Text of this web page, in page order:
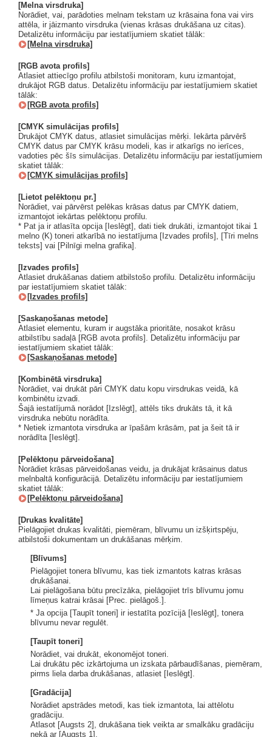
[Melna virsdruka]
Norādiet, vai, parādoties melnam tekstam uz krāsaina fona vai virs
attēla, ir jāizmanto virsdruka (vienas krāsas drukāšana uz citas).
Detalizētu informāciju par iestatījumiem skatiet tālāk:
[Melna virsdruka]
[RGB avota profils]
Atlasiet attiecīgo profilu atbilstoši monitoram, kuru izmantojat,
drukājot RGB datus. Detalizētu informāciju par iestatījumiem skatiet
tālāk:
[RGB avota profils]
[CMYK simulācijas profils]
Drukājot CMYK datus, atlasiet simulācijas mērķi. Iekārta pārvērš
CMYK datus par CMYK krāsu modeli, kas ir atkarīgs no ierīces,
vadoties pēc šīs simulācijas. Detalizētu informāciju par iestatījumiem
skatiet tālāk:
[CMYK simulācijas profils]
[Lietot pelēktoņu pr.]
Norādiet, vai pārvērst pelēkas krāsas datus par CMYK datiem,
izmantojot iekārtas pelēktoņu profilu.
* Pat ja ir atlasīta opcija [Ieslēgt], dati tiek drukāti, izmantojot tikai 1
melno (K) toneri atkarībā no iestatījuma [Izvades profils], [Tīri melns
teksts] vai [Pilnīgi melna grafika].
[Izvades profils]
Atlasiet drukāšanas datiem atbilstošo profilu. Detalizētu informāciju
par iestatījumiem skatiet tālāk:
[Izvades profils]
[Saskaņošanas metode]
Atlasiet elementu, kuram ir augstāka prioritāte, nosakot krāsu
atbilstību sadaļā [RGB avota profils]. Detalizētu informāciju par
iestatījumiem skatiet tālāk:
[Saskaņošanas metode]
[Kombinētā virsdruka]
Norādiet, vai drukāt pāri CMYK datu kopu virsdrukas veidā, kā
kombinētu izvadi.
Šajā iestatījumā norādot [Izslēgt], attēls tiks drukāts tā, it kā
virsdruka nebūtu norādīta.
* Netiek izmantota virsdruka ar īpašām krāsām, pat ja šeit tā ir
norādīta [Ieslēgt].
[Pelēktoņu pārveidošana]
Norādiet krāsas pārveidošanas veidu, ja drukājat krāsainus datus
melnbaltā konfigurācijā. Detalizētu informāciju par iestatījumiem
skatiet tālāk:
[Pelēktoņu pārveidošana]
[Drukas kvalitāte]
Pielāgojiet drukas kvalitāti, piemēram, blīvumu un izšķirtspēju,
atbilstoši dokumentam un drukāšanas mērķim.
[Blīvums]
Pielāgojiet tonera blīvumu, kas tiek izmantots katras krāsas
drukāšanai.
Lai pielāgošana būtu precīzāka, pielāgojiet trīs blīvumu jomu
līmeņus katrai krāsai [Prec. pielāgoš.].
* Ja opcija [Taupīt toneri] ir iestatīta pozīcijā [Ieslēgt], tonera
blīvumu nevar regulēt.
[Taupīt toneri]
Norādiet, vai drukāt, ekonomējot toneri.
Lai drukātu pēc izkārtojuma un izskata pārbaudīšanas, piemēram,
pirms liela darba drukāšanas, atlasiet [Ieslēgt].
[Gradācija]
Norādiet apstrādes metodi, kas tiek izmantota, lai attēlotu
gradāciju.
Atlasot [Augsts 2], drukāšana tiek veikta ar smalkāku gradāciju
nekā ar [Augsts 1].